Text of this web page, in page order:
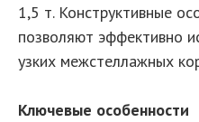
1,5 т. Конструктивные
позволяют эффективно
узких межстеллажных
Ключевые особенности